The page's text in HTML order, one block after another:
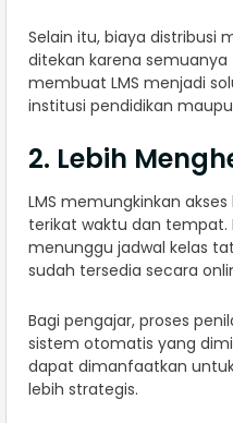
Selain itu, biaya distribusi
ditekan karena semuanya
membuat LMS menjadi
institusi pendidikan
2. Lebih
LMS memungkinkan
terikat waktu dan tempat.
menunggu jadwal kelas
sudah tersedia secara
Bagi pengajar, proses
sistem otomatis yang
dapat dimanfaatkan
lebih strategis.